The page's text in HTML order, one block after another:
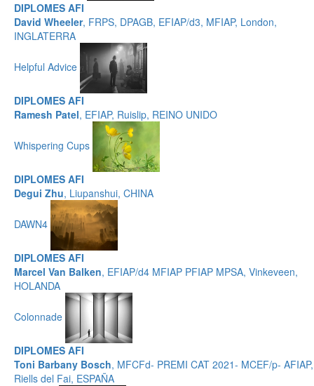
DIPLOMES AFI
David Wheeler, FRPS, DPAGB, EFIAP/d3, MFIAP, London,
INGLATERRA
Helpful Advice
DIPLOMES AFI
Ramesh Patel, EFIAP, Ruislip, REINO UNIDO
Whispering Cups
DIPLOMES AFI
Degui Zhu, Liupanshui, CHINA
DAWN4
DIPLOMES AFI
Marcel Van Balken, EFIAP/d4 MFIAP PFIAP MPSA, Vinkeveen,
HOLANDA
Colonnade
DIPLOMES AFI
Toni Barbany Bosch, MFCFd- PREMI CAT 2021- MCEF/p- AFIAP,
Riells del Fai, ESPAÑA